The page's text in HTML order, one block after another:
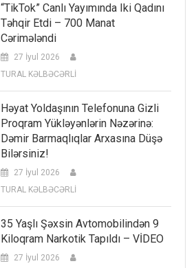
“TikTok” Canlı Yayımında Iki Qadını
Təhqir Etdi – 700 Manat
Cərimələndi
27 İyul 2026
TURAL KƏLBƏCƏRLİ
Həyat Yoldaşının Telefonuna Gizli
Proqram Yükləyənlərin Nəzərinə:
Dəmir Barmaqlıqlar Arxasına Düşə
Bilərsiniz!
27 İyul 2026
TURAL KƏLBƏCƏRLİ
35 Yaşlı Şəxsin Avtomobilindən 9
Kiloqram Narkotik Tapıldı – VİDEO
27 İyul 2026